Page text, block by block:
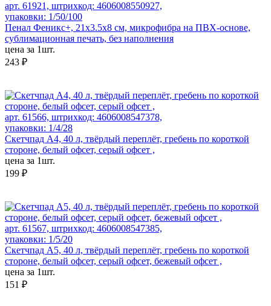
арт. 61921, штрихкод: 4606008550927,
упаковки: 1/50/100
Пенал Феникс+, 21х3.5х8 см, микрофибра на ПВХ-основе,
сублимационная печать, без наполнения
цена за 1шт.
243 ₽
арт. 61566, штрихкод: 4606008547378,
упаковки: 1/4/28
Скетчпад А4, 40 л, твёрдый переплёт, гребень по короткой
стороне, белый офсет, серый офсет ,
цена за 1шт.
199 ₽
арт. 61567, штрихкод: 4606008547385,
упаковки: 1/5/20
Скетчпад А5, 40 л, твёрдый переплёт, гребень по короткой
стороне, белый офсет, серый офсет, бежевый офсет ,
цена за 1шт.
151 ₽